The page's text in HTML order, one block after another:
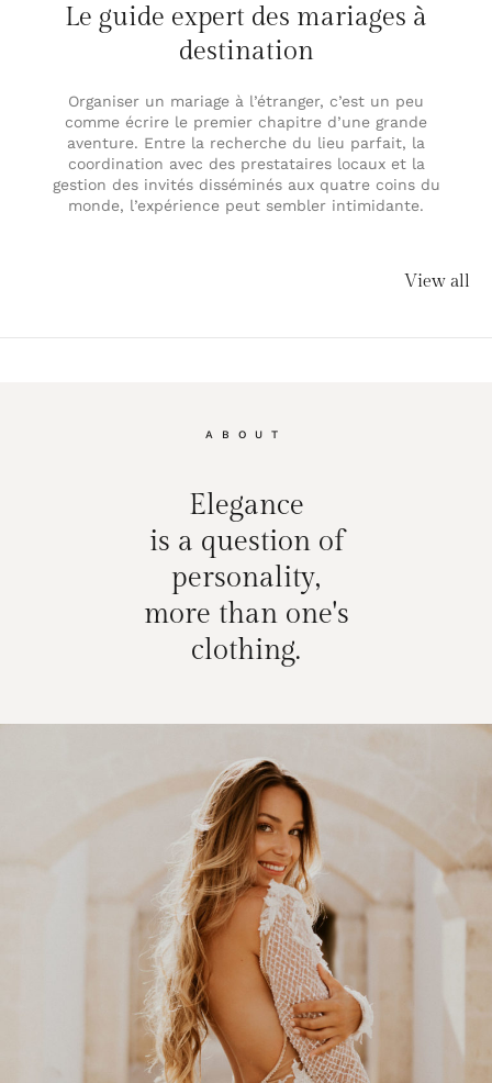
Le guide expert des mariages à
destination
Organiser un mariage à l’étranger, c’est un peu
comme écrire le premier chapitre d’une grande
aventure. Entre la recherche du lieu parfait, la
coordination avec des prestataires locaux et la
gestion des invités disséminés aux quatre coins du
monde, l’expérience peut sembler intimidante.
View all
ABOUT
Elegance
is a question of
personality,
more than one's
clothing.